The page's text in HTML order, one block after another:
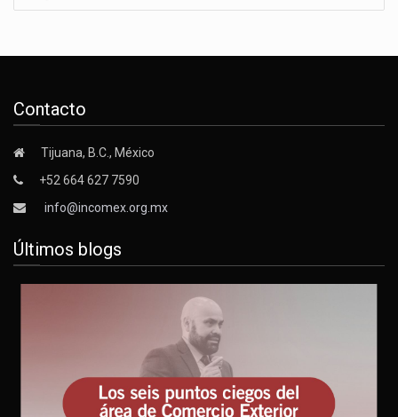
Contacto
Tijuana, B.C., México
+52 664 627 7590
info@incomex.org.mx
Últimos blogs